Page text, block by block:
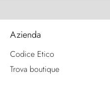
Azienda
Codice Etico
Trova boutique